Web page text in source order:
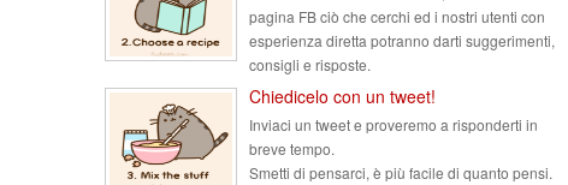
pagina FB ciò che cerchi ed i nostri utenti con
esperienza diretta potranno darti suggerimenti,
consigli e risposte.
Chiedicelo con un tweet!
Inviaci un tweet e proveremo a risponderti in
breve tempo.
Smetti di pensarci, è più facile di quanto pensi.